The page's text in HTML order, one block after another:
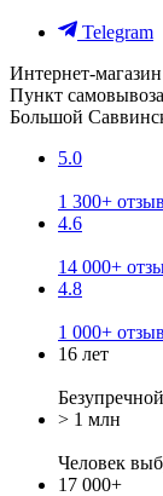
Telegram
Интернет-магазин
Пункт самовывоза
Большой
5.0
1 300+
4.6
14 000+
4.8
1 000+
16 лет
> 1 млн
Человек
17 000+